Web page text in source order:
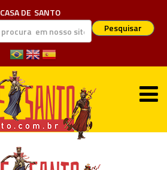
CASA DE SANTO
Pesquisar